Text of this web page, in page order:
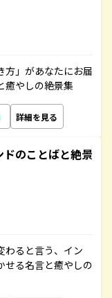
方」があなたにお届
癒やしの絶景集
詳細を見る
のことばと絶景
わると言う、イン
せる名言と癒やしの